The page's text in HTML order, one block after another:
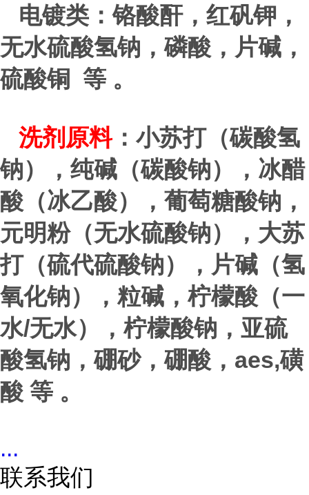
电镀类：铬酸酐，红矾钾，
无水硫酸氢钠，磷酸，片碱，
硫酸铜 等 。
洗剂原料 ：小苏打（碳酸氢
钠），纯碱（碳酸钠），冰醋
酸（冰乙酸），葡萄糖酸钠，
元明粉（无水硫酸钠），大苏
打（硫代硫酸钠），片碱（氢
氧化钠），粒碱，柠檬酸（一
水/无水），柠檬酸钠，亚硫
酸氢钠，硼砂，硼酸， aes,磺
酸 等 。
...
联系我们